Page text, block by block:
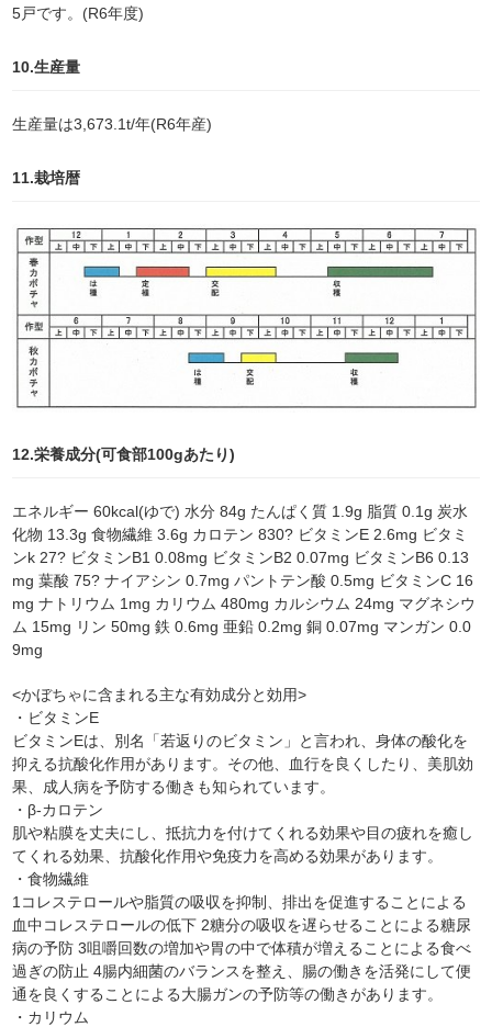
5戸です。(R6年度)
10.生産量
生産量は3,673.1t/年(R6年産)
11.栽培暦
12.栄養成分(可食部100gあたり)
エネルギー 60kcal(ゆで) 水分 84g たんぱく質 1.9g 脂質 0.1g 炭水
化物 13.3g 食物繊維 3.6g カロテン 830? ビタミンE 2.6mg ビタミ
ンk 27? ビタミンB1 0.08mg ビタミンB2 0.07mg ビタミンB6 0.13
mg 葉酸 75? ナイアシン 0.7mg パントテン酸 0.5mg ビタミンC 16
mg ナトリウム 1mg カリウム 480mg カルシウム 24mg マグネシウ
ム 15mg リン 50mg 鉄 0.6mg 亜鉛 0.2mg 銅 0.07mg マンガン 0.0
9mg
<かぼちゃに含まれる主な有効成分と効用>
・ビタミンE
ビタミンEは、別名「若返りのビタミン」と言われ、身体の酸化を
抑える抗酸化作用があります。その他、血行を良くしたり、美肌効
果、成人病を予防する働きも知られています。
・β-カロテン
肌や粘膜を丈夫にし、抵抗力を付けてくれる効果や目の疲れを癒し
てくれる効果、抗酸化作用や免疫力を高める効果があります。
・食物繊維
1コレステロールや脂質の吸収を抑制、排出を促進することによる
血中コレステロールの低下 2糖分の吸収を遅らせることによる糖尿
病の予防 3咀嚼回数の増加や胃の中で体積が増えることによる食べ
過ぎの防止 4腸内細菌のバランスを整え、腸の働きを活発にして便
通を良くすることによる大腸ガンの予防等の働きがあります。
・カリウム